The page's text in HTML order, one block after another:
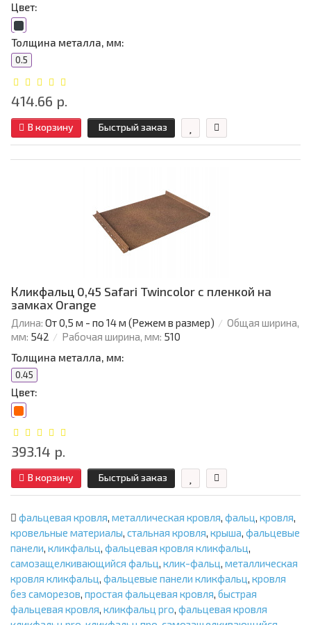
Цвет:
Толщина металла, мм:
0.5
414.66 р.
В корзину Быстрый заказ
Кликфальц 0,45 Safari Twincolor с пленкой на
замках Orange
Длина: От 0,5 м - по 14 м (Режем в размер)
Общая ширина,
мм: 542 Рабочая ширина, мм: 510
Толщина металла, мм:
0.45
Цвет:
393.14 р.
В корзину Быстрый заказ
фальцевая кровля, металлическая кровля, фальц, кровля,
кровельные материалы, стальная кровля, крыша, фальцевые
панели, кликфальц, фальцевая кровля кликфальц,
самозащелкивающийся фальц, клик-фальц, металлическая
кровля кликфальц, фальцевые панели кликфальц, кровля
без саморезов, простая фальцевая кровля, быстрая
фальцевая кровля, кликфальц pro, фальцевая кровля